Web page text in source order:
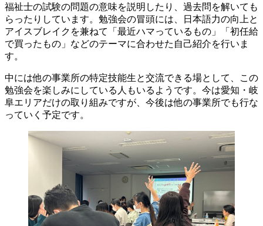
福祉士の試験の問題の意味を説明したり、過去問を解いても
らったりしています。勉強会の冒頭には、日本語力の向上と
アイスブレイクを兼ねて「最近ハマっているもの」「初任給
で買ったもの」などのテーマに合わせた自己紹介を行いま
す。
中には他の事業所の特定技能生と交流できる場として、この
勉強会を楽しみにしている人もいるようです。今は愛知・岐
阜エリアだけの取り組みですが、今後は他の事業所でも行な
っていく予定です。